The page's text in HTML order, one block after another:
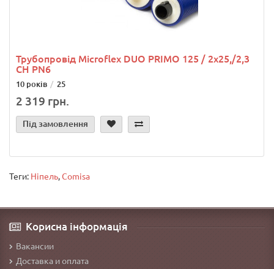
Трубопровід Microflex DUO PRIMO 125 / 2x25,/2,3
CH PN6
10 років 25
2 319 грн.
Під замовлення
Теги: Ніпель,Comisa
Корисна інформація
Вакансии
Доставка и оплата